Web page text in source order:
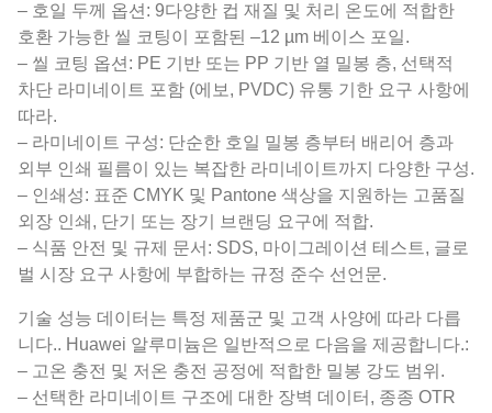
– 호일 두께 옵션: 9다양한 컵 재질 및 처리 온도에 적합한
호환 가능한 씰 코팅이 포함된 –12 µm 베이스 포일.
– 씰 코팅 옵션: PE 기반 또는 PP 기반 열 밀봉 층, 선택적
차단 라미네이트 포함 (에보, PVDC) 유통 기한 요구 사항에
따라.
– 라미네이트 구성: 단순한 호일 밀봉 층부터 배리어 층과
외부 인쇄 필름이 있는 복잡한 라미네이트까지 다양한 구성.
– 인쇄성: 표준 CMYK 및 Pantone 색상을 지원하는 고품질
외장 인쇄, 단기 또는 장기 브랜딩 요구에 적합.
– 식품 안전 및 규제 문서: SDS, 마이그레이션 테스트, 글로
벌 시장 요구 사항에 부합하는 규정 준수 선언문.
기술 성능 데이터는 특정 제품군 및 고객 사양에 따라 다릅
니다.. Huawei 알루미늄은 일반적으로 다음을 제공합니다.:
– 고온 충전 및 저온 충전 공정에 적합한 밀봉 강도 범위.
– 선택한 라미네이트 구조에 대한 장벽 데이터, 종종 OTR